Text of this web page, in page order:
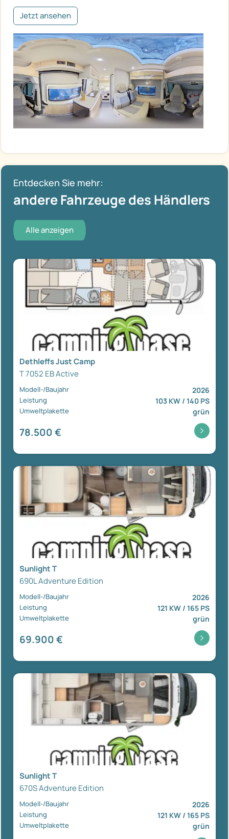
Jetzt ansehen
Entdecken Sie mehr:
andere Fahrzeuge des Händlers
Alle anzeigen
Dethleffs Just Camp
T 7052 EB Active
Modell-/Baujahr 2026
Leistung 103 KW / 140 PS
Umweltplakette grün
78.500 €
Sunlight T
690L Adventure Edition
Modell-/Baujahr 2026
Leistung 121 KW / 165 PS
Umweltplakette grün
69.900 €
Sunlight T
670S Adventure Edition
Modell-/Baujahr 2026
Leistung 121 KW / 165 PS
Umweltplakette grün